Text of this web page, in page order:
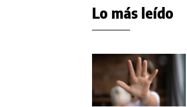
Lo más leído